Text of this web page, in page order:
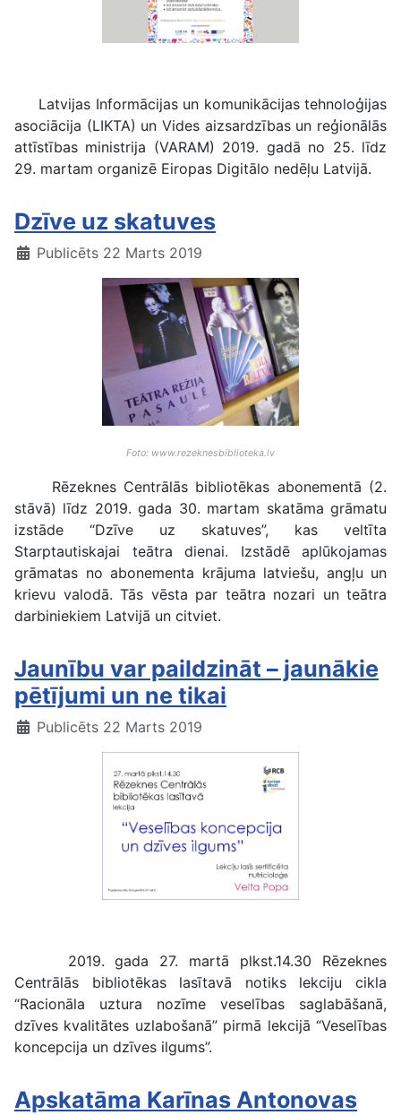
Latvijas Informācijas un komunikācijas tehnoloģijas
asociācija (LIKTA) un Vides aizsardzības un reģionālās
attīstības ministrija (VARAM) 2019. gadā no 25. līdz
29. martam organizē Eiropas Digitālo nedēļu Latvijā.
Dzīve uz skatuves
Publicēts 22 Marts 2019
Foto: www.rezeknesbiblioteka.lv
Rēzeknes Centrālās bibliotēkas abonementā (2.
stāvā) līdz 2019. gada 30. martam skatāma grāmatu
izstāde “Dzīve uz skatuves”, kas veltīta
Starptautiskajai teātra dienai. Izstādē aplūkojamas
grāmatas no abonementa krājuma latviešu, angļu un
krievu valodā. Tās vēsta par teātra nozari un teātra
darbiniekiem Latvijā un citviet.
Jaunību var paildzināt – jaunākie
pētījumi un ne tikai
Publicēts 22 Marts 2019
2019. gada 27. martā plkst.14.30 Rēzeknes
Centrālās bibliotēkas lasītavā notiks lekciju cikla
“Racionāla uztura nozīme veselības saglabāšanā,
dzīves kvalitātes uzlabošanā” pirmā lekcijā “Veselības
koncepcija un dzīves ilgums”.
Apskatāma Karīnas Antonovas